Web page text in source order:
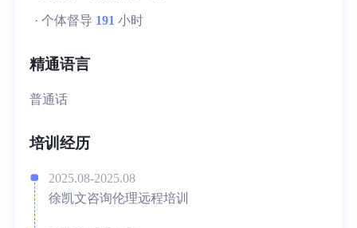
· 个体督导 191 小时
精通语言
普通话
培训经历
2025.08-2025.08
徐凯文咨询伦理远程培训